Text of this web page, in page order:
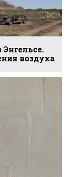
воздуха